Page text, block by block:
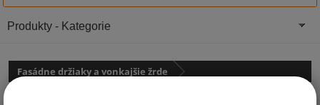
Fasádne držiaky a vonkajšie žrde
Produkty - Kategorie